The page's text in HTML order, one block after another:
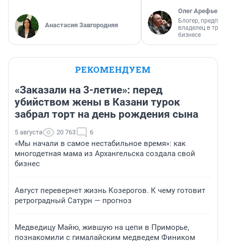
Анастасия Завгородняя
Олег Арефьев
Блогер,
владелец в
бизнесе
РЕКОМЕНДУЕМ
«Заказали на 3-летие»: перед
убийством жены в Казани турок
забрал торт на день рождения сына
5 августа 20 763 6
«Мы начали в самое нестабильное время»: как
многодетная мама из Архангельска создала свой
бизнес
Август перевернет жизнь Козерогов. К чему готовит
ретроградный Сатурн — прогноз
Медведицу Майю, жившую на цепи в Приморье,
познакомили с гималайским медведем Фиником